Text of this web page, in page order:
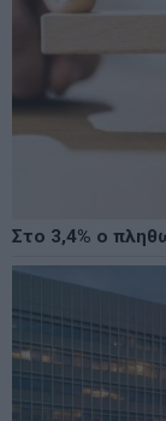
Στο 3,4% ο